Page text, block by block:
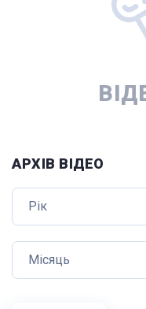
АРХІВ ВІДЕО
Рік
Місяць